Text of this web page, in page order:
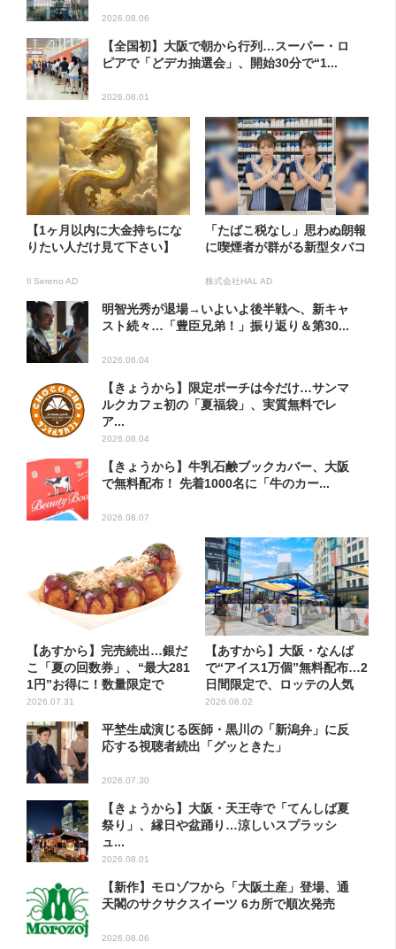
2026.08.06
【全国初】大阪で朝から行列…スーパー・ロ
ピアで「どデカ抽選会」、開始30分で“1...
2026.08.01
【1ヶ月以内に大金持ちにな
りたい人だけ見て下さい】
Il Sereno AD
「たばこ税なし」思わぬ朗報
に喫煙者が群がる新型タバコ
株式会社HAL AD
明智光秀が退場→いよいよ後半戦へ、新キャ
スト続々…「豊臣兄弟！」振り返り＆第30...
2026.08.04
【きょうから】限定ポーチは今だけ…サンマ
ルクカフェ初の「夏福袋」、実質無料でレ
ア...
2026.08.04
【きょうから】牛乳石鹸ブックカバー、大阪
で無料配布！ 先着1000名に「牛のカー...
2026.08.07
【あすから】完売続出…銀だ
こ「夏の回数券」、“最大281
1円”お得に！数量限定で
2026.07.31
【あすから】大阪・なんば
で“アイス1万個”無料配布…2
日間限定で、ロッテの人気
商...
2026.08.02
平埜生成演じる医師・黒川の「新潟弁」に反
応する視聴者続出「グッときた」
2026.07.30
【きょうから】大阪・天王寺で「てんしば夏
祭り」、縁日や盆踊り…涼しいスプラッシ
ュ...
2026.08.01
【新作】モロゾフから「大阪土産」登場、通
天閣のサクサクスイーツ 6カ所で順次発売
2026.08.06